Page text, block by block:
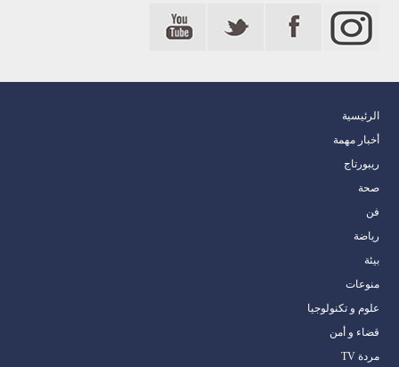
الرئيسية
أخبار مهمة
ريبورتاج
صحة
فن
رياضة
بيئة
منوعات
علوم و تكنولوجيا
قضاء و أمن
مردة TV